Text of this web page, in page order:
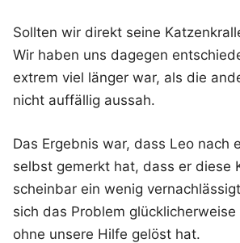
Sollten wir direkt seine
Wir haben uns dagegen
extrem viel länger war, als die
nicht auffällig aussah.
Das Ergebnis war, dass Leo nach
selbst gemerkt hat, dass er diese
scheinbar ein wenig
sich das Problem
ohne unsere Hilfe gelöst hat.